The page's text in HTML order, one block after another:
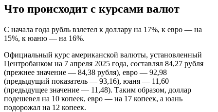
Что происходит с курсами валют
С начала года рубль взлетел к доллару на 17%, к евро — на
15%, к юаню — на 16%.
Официальный курс американской валюты, установленный
Центробанком на 7 апреля 2025 года, составлял 84,27 рубля
(прежнее значение — 84,38 рубля), евро — 92,98
(предыдущий показатель — 93,16), юаня — 11,60
(предыдущее значение — 11,48). Таким образом, доллар
подешевел на 10 копеек, евро — на 17 копеек, а юань
подорожал на 12 копеек.